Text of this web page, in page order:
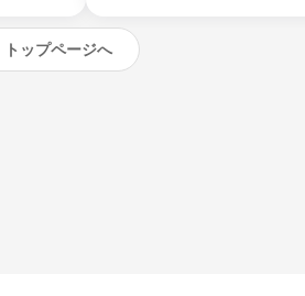
トップページへ